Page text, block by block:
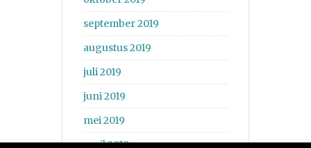
september 2019
augustus 2019
juli 2019
juni 2019
mei 2019
april 2019